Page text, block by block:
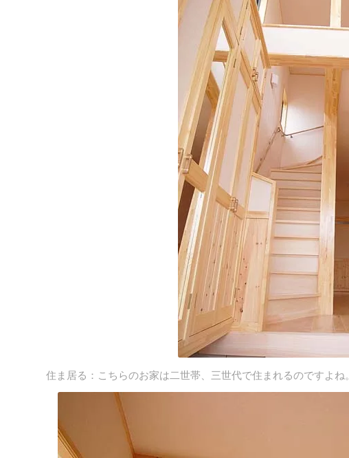
住ま居る：こちらのお家は二世帯、三世代で住まれるのですよね。